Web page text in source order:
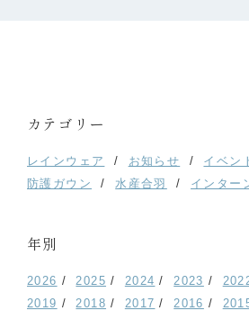
カテゴリー
レインウェア お知らせ イベン
防護ガウン
水産合羽 インター
年別
2026 2025 2024 2023
2019
2018 2017 2016